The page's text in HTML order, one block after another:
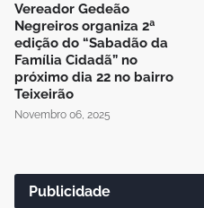
Vereador Gedeão
Negreiros organiza 2ª
edição do “Sabadão da
Família Cidadã” no
próximo dia 22 no bairro
Teixeirão
Novembro 06, 2025
Publicidade